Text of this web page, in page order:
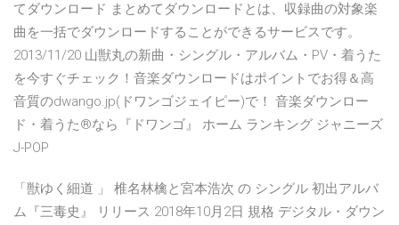
てダウンロード まとめてダウンロードとは、収録曲の対象楽
曲を一括でダウンロードすることができるサービスです。
2013/11/20 山獣丸の新曲・シングル・アルバム・PV・着うた
を今すぐチェック！音楽ダウンロードはポイントでお得＆高
音質のdwango.jp(ドワンゴジェイピー)で！ 音楽ダウンロー
ド・着うた®なら『ドワンゴ』 ホーム ランキング ジャニーズ
J-POP
「獣ゆく細道 」 椎名林檎と宮本浩次 の シングル 初出アルバ
ム『三毒史』 リリース 2018年10月2日 規格 デジタル・ダウン